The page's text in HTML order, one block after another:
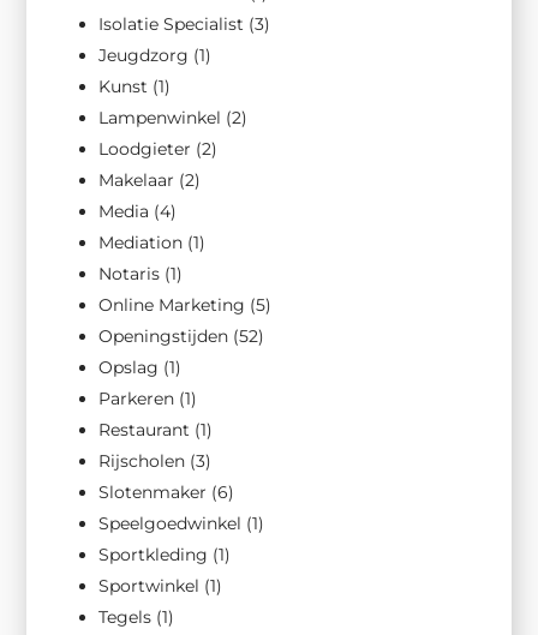
Isolatie Specialist (3)
Jeugdzorg (1)
Kunst (1)
Lampenwinkel (2)
Loodgieter (2)
Makelaar (2)
Media (4)
Mediation (1)
Notaris (1)
Online Marketing (5)
Openingstijden (52)
Opslag (1)
Parkeren (1)
Restaurant (1)
Rijscholen (3)
Slotenmaker (6)
Speelgoedwinkel (1)
Sportkleding (1)
Sportwinkel (1)
Tegels (1)